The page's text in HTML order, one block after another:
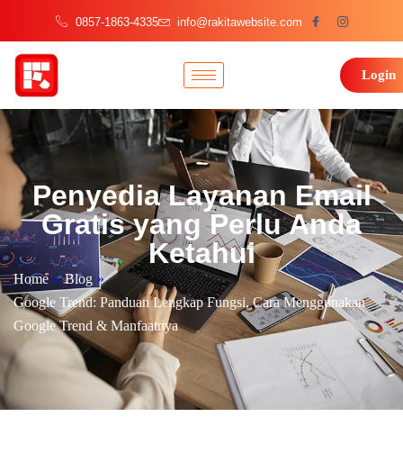
0857-1863-4335 info@rakitawebsite.com
Login
Penyedia Layanan Email
Gratis yang Perlu Anda
Ketahui
Home » Blog »
Google Trend: Panduan Lengkap Fungsi, Cara Menggunakan
Google Trend & Manfaatnya